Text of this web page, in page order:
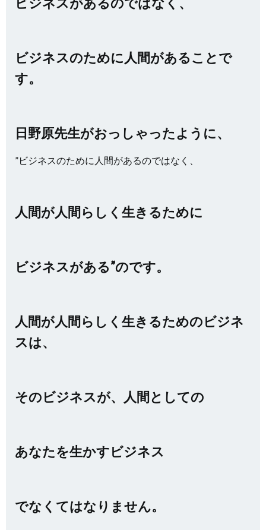
ビジネスのために人間があることで
す。
日野原先生がおっしゃったように、
”ビジネスのために人間があるのではなく、
人間が人間らしく生きるために
ビジネスがある”のです。
人間が人間らしく生きるためのビジネ
スは、
そのビジネスが、人間としての
あなたを生かすビジネス
でなくてはなりません。